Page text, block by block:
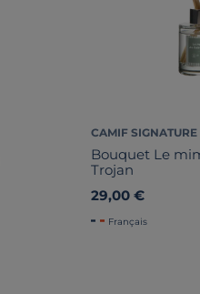
CAMIF SIGNATURE
Bouquet Le
Trojan
29,00 €
Français